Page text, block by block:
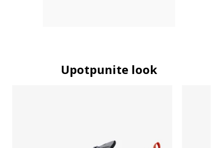
Upotpunite look